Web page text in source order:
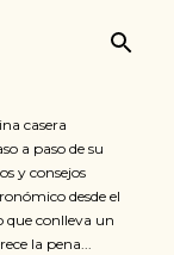
casera
a paso de su
y consejos
desde el
que conlleva un
la pena...